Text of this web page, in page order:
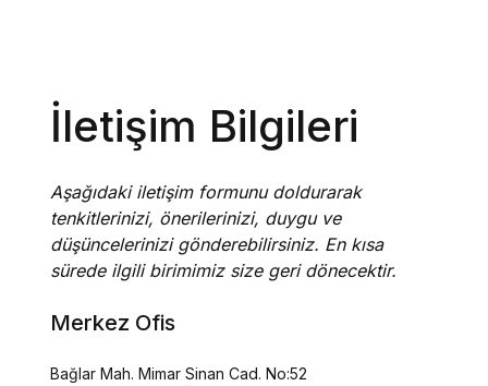
Kaynak Eserler
Osmanlı Tarihi
Proje – Araştırma
Create Account
İletişim Bilgileri
Aşağıdaki iletişim formunu doldurarak
tenkitlerinizi, önerilerinizi, duygu ve
düşüncelerinizi gönderebilirsiniz. En kısa
sürede ilgili birimimiz size geri dönecektir.
Merkez Ofis
Bağlar Mah. Mimar Sinan Cad. No:52